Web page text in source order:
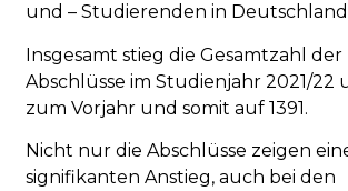
und – Studierenden in
Insgesamt stieg die Gesamtzahl der
Abschlüsse im Studienjahr 2021/22
zum Vorjahr und somit auf 1391.
Nicht nur die Abschlüsse zeigen
signifikanten Anstieg, auch bei den